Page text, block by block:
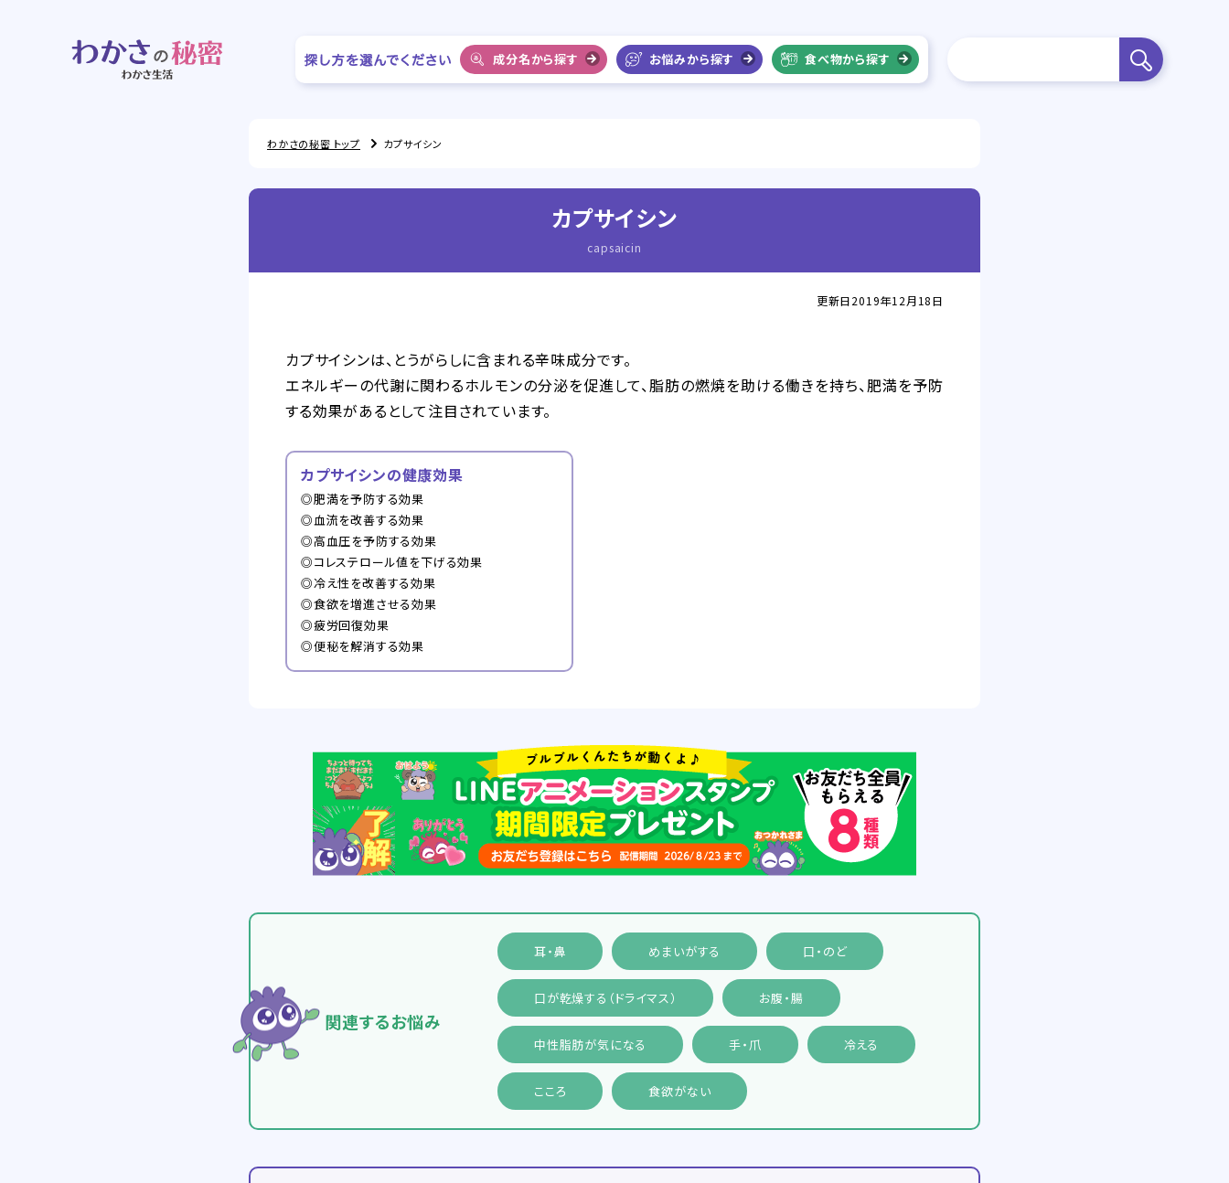
成分名から探す お悩みから探す 食べ物から探す
わかさの秘密 トップ カプサイシン
カプサイシン
capsaicin
更新日2019年12月18日
カプサイシンは、とうがらしに含まれる辛味成分です。
エネルギーの代謝に関わるホルモンの分泌を促進して、脂肪の燃焼を助ける働きを持ち、肥満を予防
する効果があるとして注目されています。
カプサイシンの健康効果
◎肥満を予防する効果
◎血流を改善する効果
◎高血圧を予防する効果
◎コレステロール値を下げる効果
◎冷え性を改善する効果
◎食欲を増進させる効果
◎疲労回復効果
◎便秘を解消する効果
関連するお悩み
耳・鼻 めまいがする 口・のど
口が乾燥する（ドライマス） お腹・腸
中性脂肪が気になる 手・爪 冷える
こころ 食欲がない